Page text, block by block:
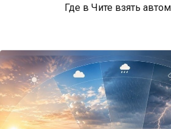
Где в Чите взять